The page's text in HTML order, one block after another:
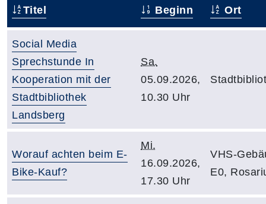
Titel Beginn Ort
Social Media
Sprechstunde In
Kooperation mit der
Stadtbibliothek
Landsberg
Sa.
05.09.2026,
10.30 Uhr
Worauf achten beim E-
Bike-Kauf?
Mi.
16.09.2026,
17.30 Uhr
VHS-
E0,